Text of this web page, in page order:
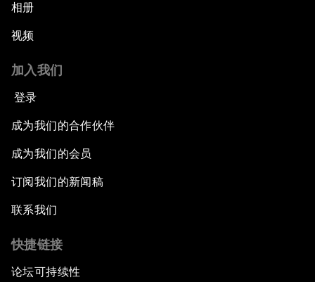
相册
视频
加入我们
登录
成为我们的合作伙伴
成为我们的会员
订阅我们的新闻稿
联系我们
快捷链接
论坛可持续性